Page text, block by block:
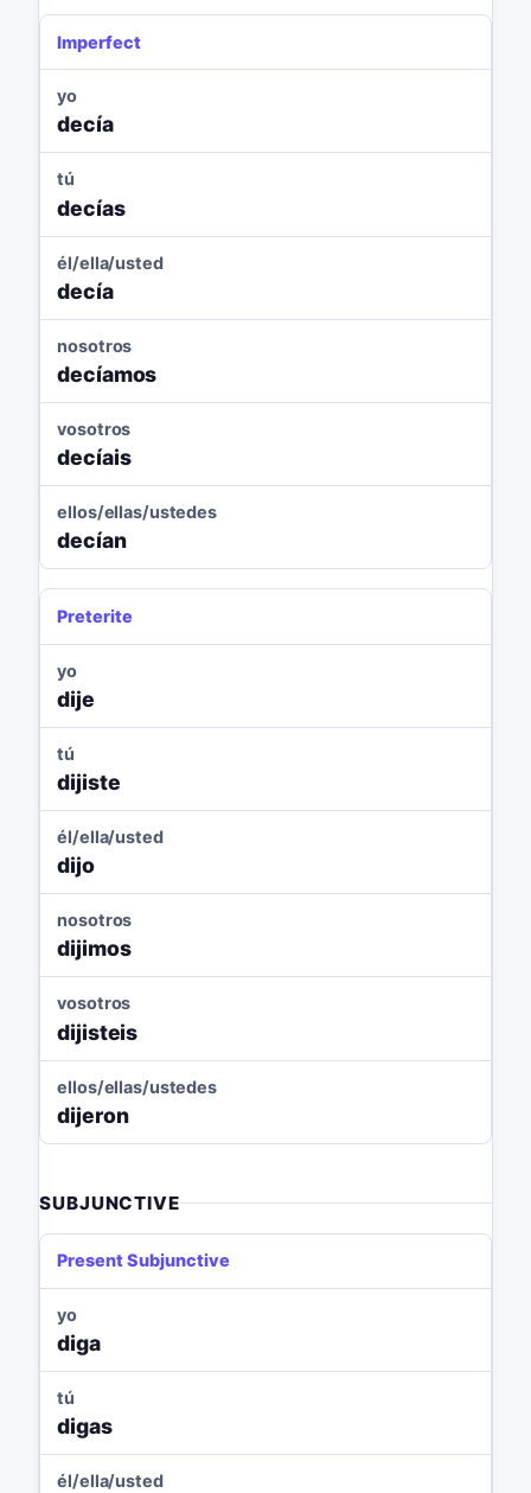
Imperfect
yo
decía
tú
decías
él/ella/usted
decía
nosotros
decíamos
vosotros
decíais
ellos/ellas/ustedes
decían
Preterite
yo
dije
tú
dijiste
él/ella/usted
dijo
nosotros
dijimos
vosotros
dijisteis
ellos/ellas/ustedes
dijeron
SUBJUNCTIVE
Present Subjunctive
yo
diga
tú
digas
él/ella/usted